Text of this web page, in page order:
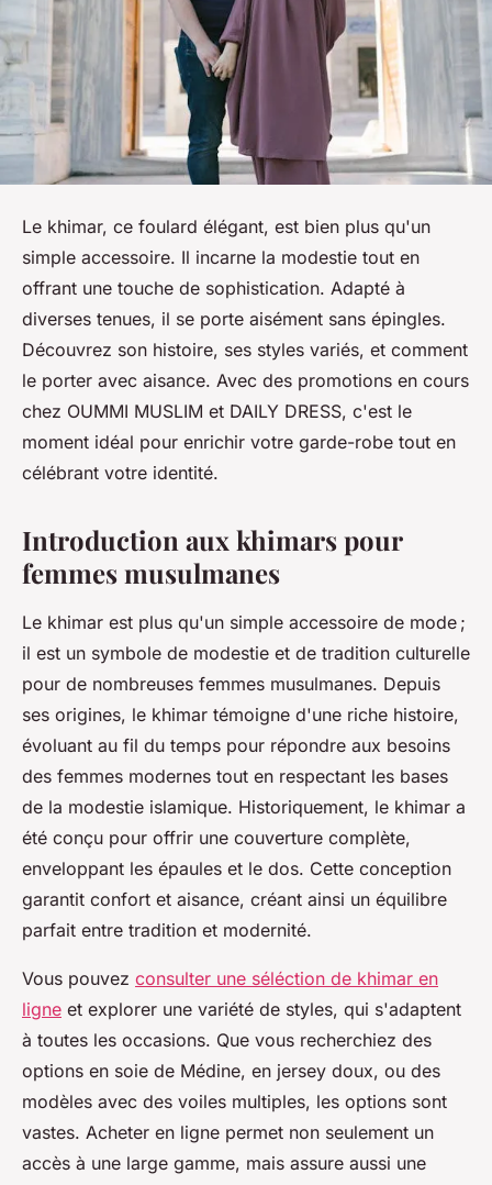
Le khimar, ce foulard élégant, est bien plus qu'un
simple accessoire. Il incarne la modestie tout en
offrant une touche de sophistication. Adapté à
diverses tenues, il se porte aisément sans épingles.
Découvrez son histoire, ses styles variés, et comment
le porter avec aisance. Avec des promotions en cours
chez OUMMI MUSLIM et DAILY DRESS, c'est le
moment idéal pour enrichir votre garde-robe tout en
célébrant votre identité.
Introduction aux khimars pour
femmes musulmanes
Le khimar est plus qu'un simple accessoire de mode ;
il est un symbole de modestie et de tradition culturelle
pour de nombreuses femmes musulmanes. Depuis
ses origines, le khimar témoigne d'une riche histoire,
évoluant au fil du temps pour répondre aux besoins
des femmes modernes tout en respectant les bases
de la modestie islamique. Historiquement, le khimar a
été conçu pour offrir une couverture complète,
enveloppant les épaules et le dos. Cette conception
garantit confort et aisance, créant ainsi un équilibre
parfait entre tradition et modernité.
Vous pouvez consulter une séléction de khimar en
ligne et explorer une variété de styles, qui s'adaptent
à toutes les occasions. Que vous recherchiez des
options en soie de Médine, en jersey doux, ou des
modèles avec des voiles multiples, les options sont
vastes. Acheter en ligne permet non seulement un
accès à une large gamme, mais assure aussi une